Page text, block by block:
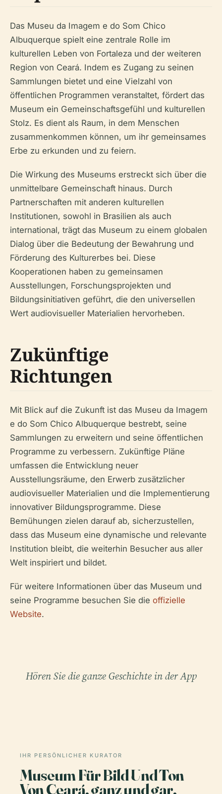
Das Museu da Imagem e do Som Chico
Albuquerque spielt eine zentrale Rolle im
kulturellen Leben von Fortaleza und der weiteren
Region von Ceará. Indem es Zugang zu seinen
Sammlungen bietet und eine Vielzahl von
öffentlichen Programmen veranstaltet, fördert das
Museum ein Gemeinschaftsgefühl und kulturellen
Stolz. Es dient als Raum, in dem Menschen
zusammenkommen können, um ihr gemeinsames
Erbe zu erkunden und zu feiern.
Die Wirkung des Museums erstreckt sich über die
unmittelbare Gemeinschaft hinaus. Durch
Partnerschaften mit anderen kulturellen
Institutionen, sowohl in Brasilien als auch
international, trägt das Museum zu einem globalen
Dialog über die Bedeutung der Bewahrung und
Förderung des Kulturerbes bei. Diese
Kooperationen haben zu gemeinsamen
Ausstellungen, Forschungsprojekten und
Bildungsinitiativen geführt, die den universellen
Wert audiovisueller Materialien hervorheben.
Zukünftige
Richtungen
Mit Blick auf die Zukunft ist das Museu da Imagem
e do Som Chico Albuquerque bestrebt, seine
Sammlungen zu erweitern und seine öffentlichen
Programme zu verbessern. Zukünftige Pläne
umfassen die Entwicklung neuer
Ausstellungsräume, den Erwerb zusätzlicher
audiovisueller Materialien und die Implementierung
innovativer Bildungsprogramme. Diese
Bemühungen zielen darauf ab, sicherzustellen,
dass das Museum eine dynamische und relevante
Institution bleibt, die weiterhin Besucher aus aller
Welt inspiriert und bildet.
Für weitere Informationen über das Museum und
seine Programme besuchen Sie die offizielle
Website.
Hören Sie die ganze Geschichte in der App
IHR PERSÖNLICHER KURATOR
Museum Für Bild Und Ton
Von Ceará, ganz und gar,